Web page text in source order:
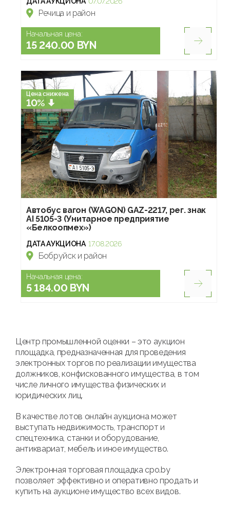
Речица и район
Начальная цена:
15 240.00 BYN
Цена снижена
10%
Автобус вагон (WAGON) GAZ-2217, рег. знак
AI 5105-3 (Унитарное предприятие
«Белкоопмех»)
ДАТА АУКЦИОНА 17.08.2026
Бобруйск и район
Начальная цена:
5 184.00 BYN
Центр промышленной оценки – это аукцион
площадка, предназначенная для проведения
электронных торгов по реализации имущества
должников, конфискованного имущества, в том
числе личного имущества физических и
юридических лиц.
В качестве лотов онлайн аукциона может
выступать недвижимость, транспорт и
спецтехника, станки и оборудование,
антиквариат, мебель и иное имущество.
Электронная торговая площадка cpo.by
позволяет эффективно и оперативно продать и
купить на аукционе имущество всех видов.